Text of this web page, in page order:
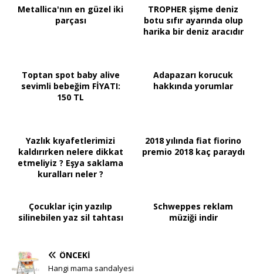
Metallica'nın en güzel iki
parçası
TROPHER şişme deniz
botu sıfır ayarında olup
harika bir deniz aracıdır
Toptan spot baby alive
sevimli bebeğim FİYATI:
150 TL
Adapazarı korucuk
hakkında yorumlar
Yazlık kıyafetlerimizi
kaldırırken nelere dikkat
etmeliyiz ? Eşya saklama
kuralları neler ?
2018 yılında fiat fiorino
premio 2018 kaç paraydı
Çocuklar için yazılıp
silinebilen yaz sil tahtası
Schweppes reklam
müziği indir
ÖNCEKI
Hangi mama sandalyesi